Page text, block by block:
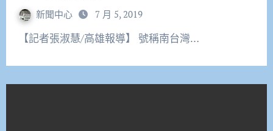
新聞中心 7 月 5, 2019
【記者張淑慧/高雄報導】 號稱南台灣…